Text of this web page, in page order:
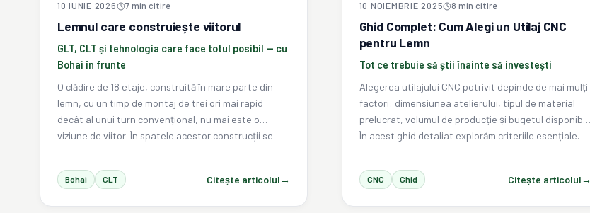
10 IUNIE 2026 7 min citire
Lemnul care construiește viitorul
GLT, CLT și tehnologia care face totul posibil — cu
Bohai în frunte
O clădire de 18 etaje, construită în mare parte din
lemn, cu un timp de montaj de trei ori mai rapid
decât al unui turn convențional, nu mai este o
viziune de viitor. În spatele acestor construcții se
fac posibile.
Bohai CLT Citește articolul→
10 NOIEMBRIE 2025 8 min citire
Ghid Complet: Cum Alegi un Utilaj CNC
pentru Lemn
Tot ce trebuie să știi înainte să investești
Alegerea utilajului CNC potrivit depinde de mai mulți
factori: dimensiunea atelierului, tipul de material
prelucrat, volumul de producție și bugetul disponibil.
În acest ghid detaliat explorăm criteriile esențiale.
CNC Ghid Citește articolul→